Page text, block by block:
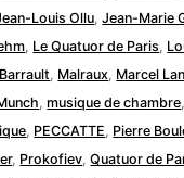
Louis Ollu,Jean-Marie
, Le Quatuor de Paris,
, Malraux, Marcel
,musique de chambre
, PECCATTE, Pierre
, Prokofiev,Quatuor de